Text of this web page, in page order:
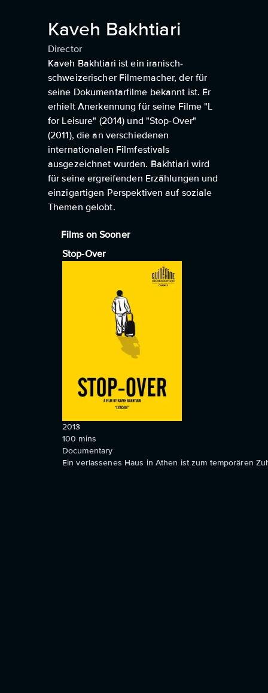
Kaveh Bakhtiari
Director
Kaveh Bakhtiari ist ein iranisch-
schweizerischer Filmemacher, der für
seine Dokumentarfilme bekannt ist. Er
erhielt Anerkennung für seine Filme "L
for Leisure" (2014) und "Stop-Over"
(2011), die an verschiedenen
internationalen Filmfestivals
ausgezeichnet wurden. Bakhtiari wird
für seine ergreifenden Erzählungen und
einzigartigen Perspektiven auf soziale
Themen gelobt.
Films on Sooner
Stop-Over
2013
100 mins
Documentary
Ein verlassenes Haus in Athen ist zum temporären